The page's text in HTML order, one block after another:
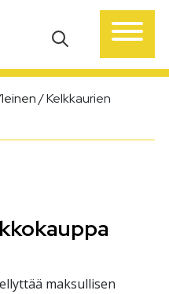
/Kelkkaurien
maksullisen